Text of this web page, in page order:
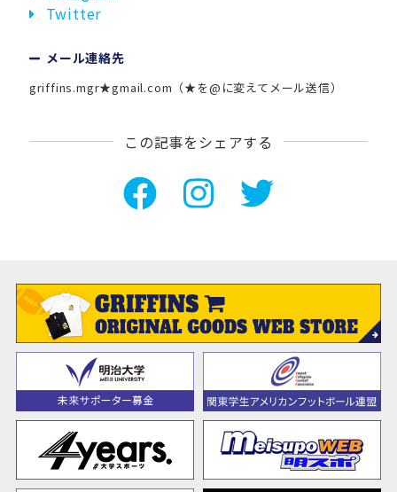
Twitter
メール連絡先
griffins.mgr★gmail.com（★を@に変えてメール送信）
この記事をシェアする